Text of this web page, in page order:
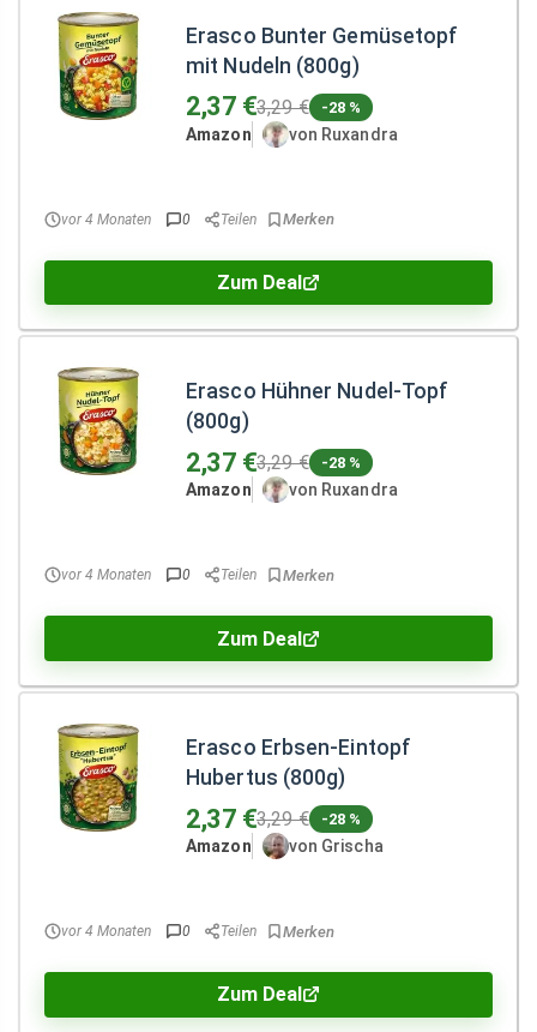
Erasco Bunter Gemüsetopf
mit Nudeln (800g)
2,37 €3,29 € -28 %
Amazon von Ruxandra
vor 4 Monaten 0 Teilen
Zum Deal
Erasco Hühner Nudel-Topf
(800g)
2,37 €3,29 € -28 %
Amazon von Ruxandra
vor 4 Monaten 0 Teilen
Zum Deal
Erasco Erbsen-Eintopf
Hubertus (800g)
2,37 €3,29 € -28 %
Amazon von Grischa
vor 4 Monaten 0 Teilen
Zum Deal